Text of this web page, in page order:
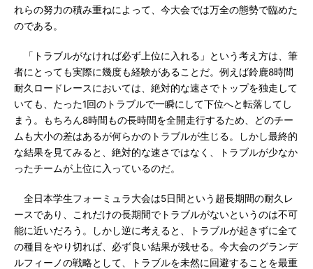
れらの努力の積み重ねによって、今大会では万全の態勢で臨めた
のである。
「トラブルがなければ必ず上位に入れる」という考え方は、筆
者にとっても実際に幾度も経験があることだ。例えば鈴鹿8時間
耐久ロードレースにおいては、絶対的な速さでトップを独走して
いても、たった1回のトラブルで一瞬にして下位へと転落してし
まう。もちろん8時間もの長時間を全開走行するため、どのチー
ムも大小の差はあるが何らかのトラブルが生じる。しかし最終的
な結果を見てみると、絶対的な速さではなく、トラブルが少なか
ったチームが上位に入っているのだ。
全日本学生フォーミュラ大会は5日間という超長期間の耐久レ
ースであり、これだけの長期間でトラブルがないというのは不可
能に近いだろう。しかし逆に考えると、トラブルが起きずに全て
の種目をやり切れば、必ず良い結果が残せる。今大会のグランデ
ルフィーノの戦略として、トラブルを未然に回避することを最重